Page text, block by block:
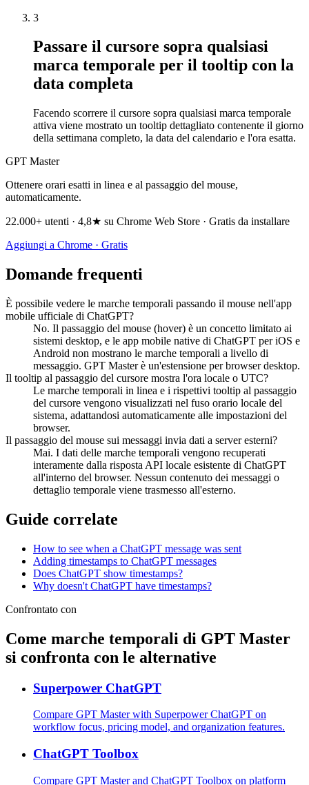
3
Passare il cursore sopra qualsiasi
marca temporale per il tooltip con la
data completa
Facendo scorrere il cursore sopra qualsiasi marca temporale
attiva viene mostrato un tooltip dettagliato contenente il giorno
della settimana completo, la data del calendario e l'ora esatta.
GPT Master
Ottenere orari esatti in linea e al passaggio del mouse,
automaticamente.
22.000+ utenti · 4,8★ su Chrome Web Store · Gratis da installare
Aggiungi a Chrome · Gratis
Domande frequenti
È possibile vedere le marche temporali passando il mouse nell'app
mobile ufficiale di ChatGPT?
No. Il passaggio del mouse (hover) è un concetto limitato ai
sistemi desktop, e le app mobile native di ChatGPT per iOS e
Android non mostrano le marche temporali a livello di
messaggio. GPT Master è un'estensione per browser desktop.
Il tooltip al passaggio del cursore mostra l'ora locale o UTC?
Le marche temporali in linea e i rispettivi tooltip al passaggio
del cursore vengono visualizzati nel fuso orario locale del
sistema, adattandosi automaticamente alle impostazioni del
browser.
Il passaggio del mouse sui messaggi invia dati a server esterni?
Mai. I dati delle marche temporali vengono recuperati
interamente dalla risposta API locale esistente di ChatGPT
all'interno del browser. Nessun contenuto dei messaggi o
dettaglio temporale viene trasmesso all'esterno.
Guide correlate
How to see when a ChatGPT message was sent
Adding timestamps to ChatGPT messages
Does ChatGPT show timestamps?
Why doesn't ChatGPT have timestamps?
Confrontato con
Come marche temporali di GPT Master
si confronta con le alternative
Superpower ChatGPT
Compare GPT Master with Superpower ChatGPT on
workflow focus, pricing model, and organization features.
ChatGPT Toolbox
Compare GPT Master and ChatGPT Toolbox on platform